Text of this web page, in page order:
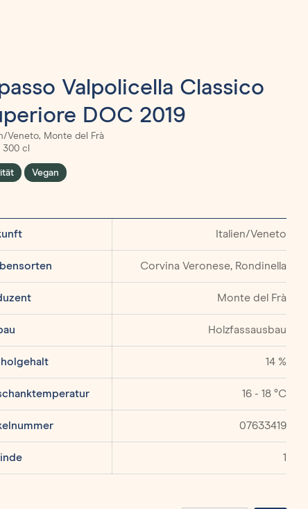
Valpolicella Classico
DOC 2019
Veneto, Monte del Frà
300 cl
Vegan
Italien/Veneto
Corvina Veronese, Rondinella
Monte del Frà
Holzfassausbau
14 %
16 - 18 °C
07633419
1